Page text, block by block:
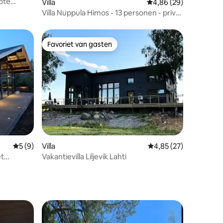
Villa Gemiddelde
4,86 (29)
Villa Nuppula Himos - 13 personen - privé
Gemiddelde beoordeling van 5 op 5, 9 recensies
5 (9)
Favoriet van gasten
Favoriet van gasten
Villa Gemiddelde
4,85 (27)
Vakantievilla Liljevik Lahti